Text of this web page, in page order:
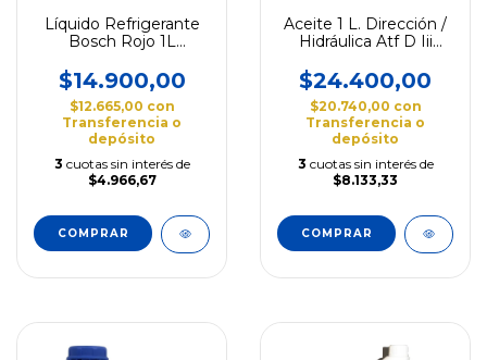
Líquido Refrigerante
Bosch Rojo 1L
$14.900,00
$12.665,00 con
Transferencia o
depósito
3 cuotas sin interés de
$4.966,67
Aceite 1 L. Dirección /
Hidráulica Atf D Iii
$24.400,00
$20.740,00 con
Transferencia o
depósito
3 cuotas sin interés de
$8.133,33